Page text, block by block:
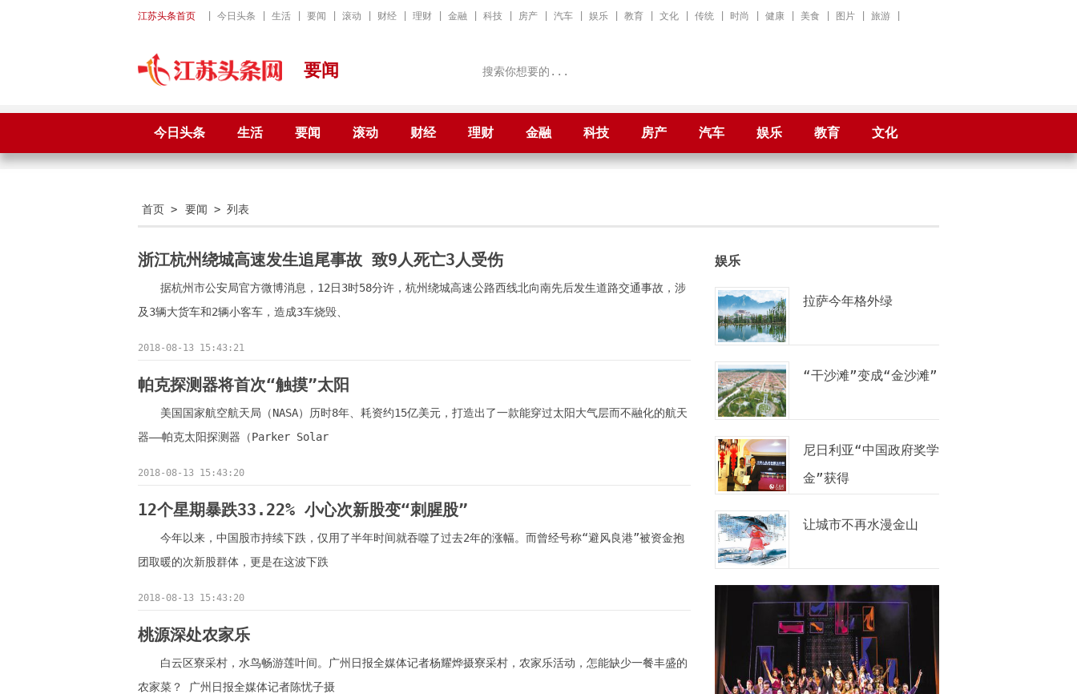
江苏头条首页 今日头条 生活 要闻 滚动 财经 理财 金融 科技 房产 汽车 娱乐 教育 文化 传统 时尚 健康 美食 图片 旅游
要闻
今日头条 生活 要闻 滚动 财经 理财 金融 科技 房产 汽车 娱乐 教育 文化
首页 > 要闻 > 列表
浙江杭州绕城高速发生追尾事故 致9人死亡3人受伤
据杭州市公安局官方微博消息，12日3时58分许，杭州绕城高速公路西线北向南先后发生道路交通事故，涉
及3辆大货车和2辆小客车，造成3车烧毁、
2018-08-13 15:43:21
帕克探测器将首次“触摸”太阳
美国国家航空航天局（NASA）历时8年、耗资约15亿美元，打造出了一款能穿过太阳大气层而不融化的航天
器——帕克太阳探测器（Parker Solar
2018-08-13 15:43:20
12个星期暴跌33.22% 小心次新股变“刺腥股”
今年以来，中国股市持续下跌，仅用了半年时间就吞噬了过去2年的涨幅。而曾经号称“避风良港”被资金抱
团取暖的次新股群体，更是在这波下跌
2018-08-13 15:43:20
桃源深处农家乐
白云区寮采村，水鸟畅游莲叶间。广州日报全媒体记者杨耀烨摄寮采村，农家乐活动，怎能缺少一餐丰盛的
农家菜？ 广州日报全媒体记者陈忧子摄
娱乐
拉萨今年格外绿
“干沙滩”变成“金沙滩”
尼日利亚“中国政府奖学
金”获得
让城市不再水漫金山